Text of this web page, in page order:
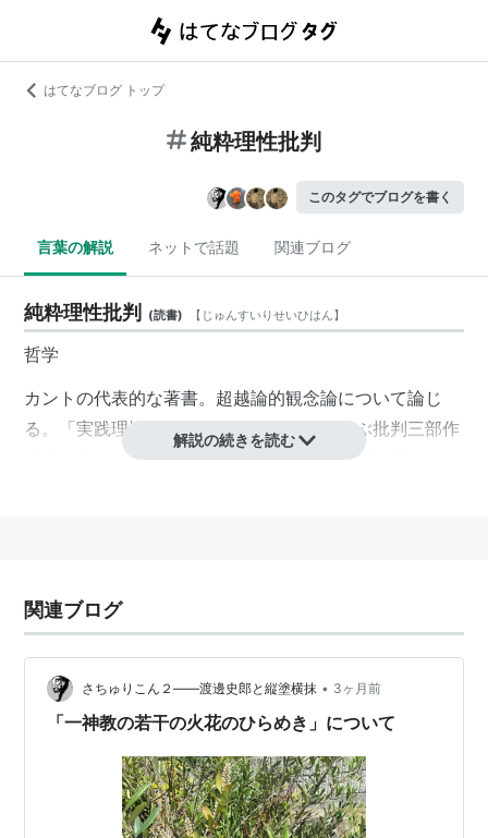
はてなブログ トップ
純粋理性批判
このタグでブログを書く
言葉の解説 ネットで話題 関連ブログ
純粋理性批判 (読書) 【 じゅんすいりせいひはん】
哲学
カントの代表的な著書。超越論的観念論について論じ
る。「実践理性批判」「 判断力批判
」に並ぶ批判三部作
のうちの一つ。批判哲学の基礎とも言われている。
純粋理性批判 中 (岩波文庫 青 625-4)
純粋理性批判 下 (岩波文庫 青 625-5)
純粋理性批判上 (平凡社ライブラリー)
純粋理性批判中 (平凡社ライブラリー)
純粋理性批判下 (平凡社ライブラリー)
純粋理性批判 上
純粋理性批判 下
カント全集〈4〉純粋理性批判(上)
解説の続きを読む
関連ブログ
さちゅりこん２――渡邊史郎と縦塗横抹 • 3ヶ月前
「一神教の若干の火花のひらめき」について